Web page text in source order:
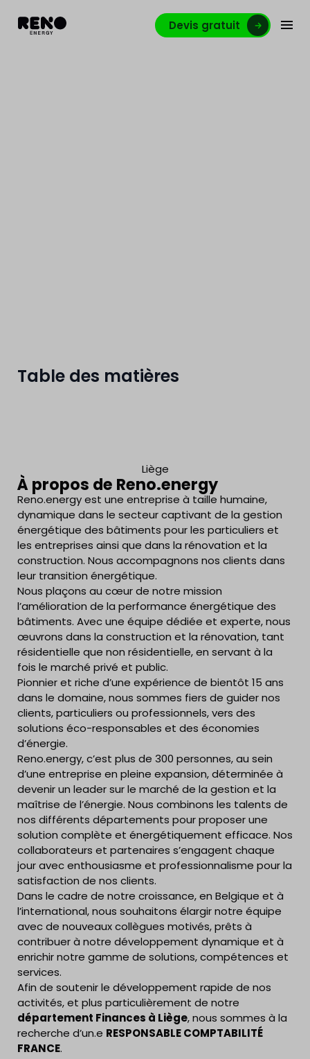
Devis gratuit
Table des matières
Liège
À propos de Reno.energy
Reno.energy est une entreprise à taille humaine,
dynamique dans le secteur captivant de la gestion
énergétique des bâtiments pour les particuliers et
les entreprises ainsi que dans la rénovation et la
construction. Nous accompagnons nos clients dans
leur transition énergétique.
Nous plaçons au cœur de notre mission
l’amélioration de la performance énergétique des
bâtiments. Avec une équipe dédiée et experte, nous
œuvrons dans la construction et la rénovation, tant
résidentielle que non résidentielle, en servant à la
fois le marché privé et public.
Pionnier et riche d’une expérience de bientôt 15 ans
dans le domaine, nous sommes fiers de guider nos
clients, particuliers ou professionnels, vers des
solutions éco-responsables et des économies
d’énergie.
Reno.energy, c’est plus de 300 personnes, au sein
d’une entreprise en pleine expansion, déterminée à
devenir un leader sur le marché de la gestion et la
maîtrise de l’énergie. Nous combinons les talents de
nos différents départements pour proposer une
solution complète et énergétiquement efficace. Nos
collaborateurs et partenaires s’engagent chaque
jour avec enthousiasme et professionnalisme pour la
satisfaction de nos clients.
Dans le cadre de notre croissance, en Belgique et à
l’international, nous souhaitons élargir notre équipe
avec de nouveaux collègues motivés, prêts à
contribuer à notre développement dynamique et à
enrichir notre gamme de solutions, compétences et
services.
Afin de soutenir le développement rapide de nos
activités, et plus particulièrement de notre
département Finances à Liège, nous sommes à la
recherche d’un.e RESPONSABLE COMPTABILITÉ
FRANCE.